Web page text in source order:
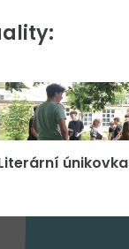
únikovka